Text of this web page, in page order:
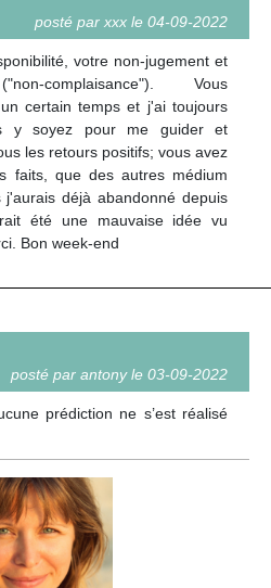
posté par xxx le 04-09-2022
votre non-jugement et
complaisance"). Vous
certain temps et j'ai toujours
y soyez pour me guider et
les retours positifs; vous avez
faits, que des autres médium
déjà abandonné depuis
été une mauvaise idée vu
Bon week-end
posté par antony le 03-09-2022
prédiction ne s’est réalisé